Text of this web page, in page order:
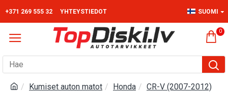
+371 269 555 32 YHTEYSTIEDOT SUOMI
0
Kumiset auton matot Honda
CR-V (2007-2012)